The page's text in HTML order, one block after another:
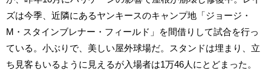
ズは今季、近隣にあるヤンキースのキャンプ地「ジョージ・
M・スタインブレナー・フィールド」を間借りして試合を行っ
ている。小ぶりで、美しい屋外球場だ。スタンドは埋まり、立
ち見客もいるように見えるが入場者は1万46人にとどまった。